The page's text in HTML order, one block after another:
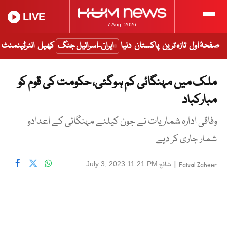
7 Aug, 2026
LIVE
صفحۂ اول تازہ ترین پاکستان دنیا ایران-اسرائیل جنگ کھیل انٹرٹینمنٹ
ملک میں مہنگائی کم ہوگئی، حکومت کی قوم کو
مبارکباد
وفاقی ادارہ شماریات نے جون کیلئے مہنگائی کے اعدادو
شمار جاری کر دیے
Faisal Zaheer
| شائع July 3, 2023 11:21 PM